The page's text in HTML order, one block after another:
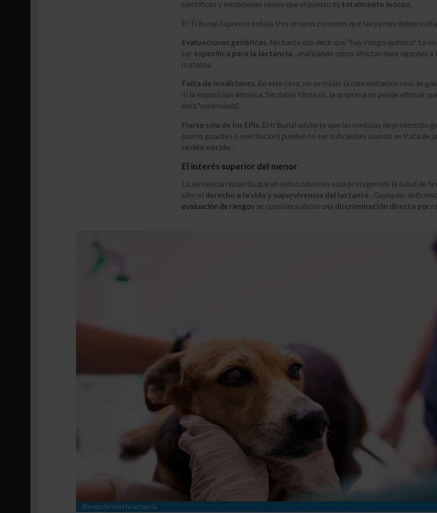
científicos y mediciones reales que el puesto es totalmente inocuo .
El Tribunal Supremo señala tres errores comunes que las pymes deben
Evaluaciones genéricas. No basta con decir que "hay riesgo químico". La
ser específica para la lactancia
, analizando cómo afectan esos agentes a
materna.
Falta de mediciones. En este caso, no se midió la concentración real de
ni la exposición dérmica. Sin datos técnicos, la empresa no puede afirmar
está "controlado".
Fiarse solo de los EPIs. El tribunal advierte que las medidas de protección
(como guantes o ventilación) pueden no ser suficientes cuando se trata de
recién nacido .
El interés superior del menor
La sentencia recuerda que en estos casos no solo protegemos la salud de la
sino el derecho a la vida y supervivencia del lactante . Cualquier
evaluación de riesgos se considera ahora una discriminación directa por
.
Riesgo durante la lactancia